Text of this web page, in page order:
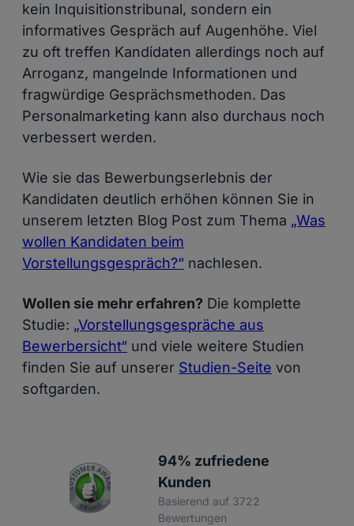
kein Inquisitionstribunal, sondern ein
informatives Gespräch auf Augenhöhe. Viel
zu oft treffen Kandidaten allerdings noch auf
Arroganz, mangelnde Informationen und
fragwürdige Gesprächsmethoden. Das
Personalmarketing kann also durchaus noch
verbessert werden.
Wie sie das Bewerbungserlebnis der
Kandidaten deutlich erhöhen können Sie in
unserem letzten Blog Post zum Thema „Was
wollen Kandidaten beim
Vorstellungsgespräch?“ nachlesen.
Wollen sie mehr erfahren? Die komplette
Studie: „Vorstellungsgespräche aus
Bewerbersicht“ und viele weitere Studien
finden Sie auf unserer Studien-Seite von
softgarden.
94% zufriedene
Kunden
Basierend auf 3722
Bewertungen